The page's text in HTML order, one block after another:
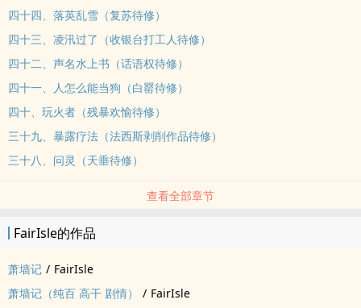
四十四、落英乱雪（复苏待修）
四十三、凌汛过了（收银台打工人待修）
四十二、声名水上书（话语权待修）
四十一、人怎么能当狗（白罂待修）
四十、玩火者（残暴欢愉待修）
三十九、暴露疗法（法西斯剥削作品待修）
三十八、问灵（天垂待修）
查看全部章节
FairIsle的作品
萧墙记 / FairIsle
萧墙记（纯百 高干 剧情）
/ FairIsle